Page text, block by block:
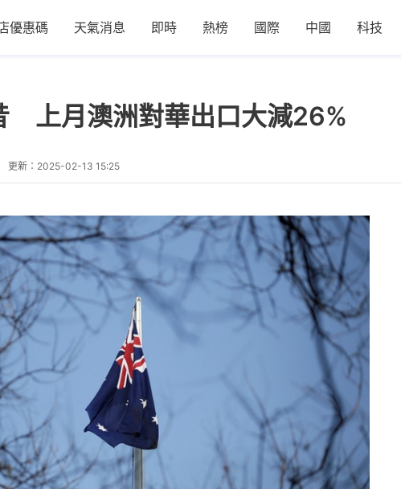
優惠碼 天氣消息 即時 熱榜 國際 中國 科技
上月澳洲對華出口大減26%
更新： 2025-02-13 15:25